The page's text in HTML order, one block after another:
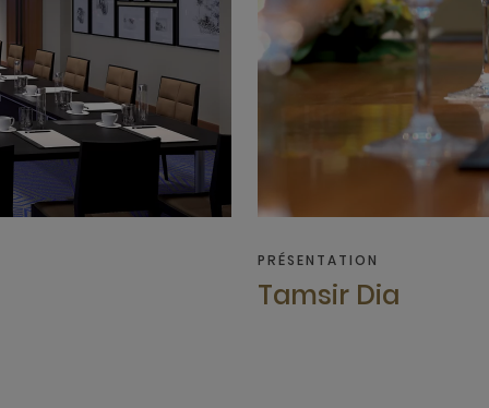
PRÉSENTATION
Tamsir Dia